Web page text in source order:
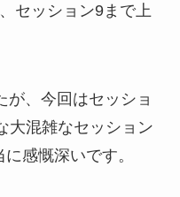
セッション9まで上
が、今回はセッショ
大混雑なセッション
感慨深いです。